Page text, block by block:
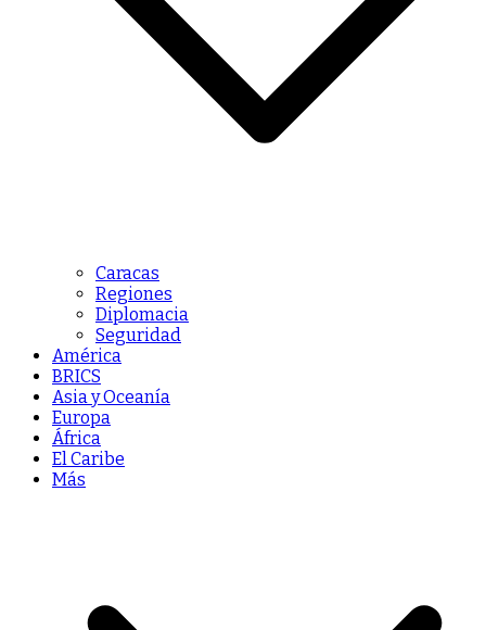
Caracas
Regiones
Diplomacia
Seguridad
América
BRICS
Asia y Oceanía
Europa
África
El Caribe
Más